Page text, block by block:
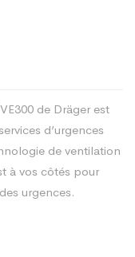
VE300 de Dräger est
d’urgences
de ventilation
à vos côtés pour
urgences.